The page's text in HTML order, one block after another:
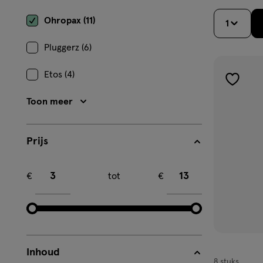
Ohropax (11)
Pluggerz (6)
Etos (4)
Toon meer
Prijs
€
tot
€
Inhoud
1